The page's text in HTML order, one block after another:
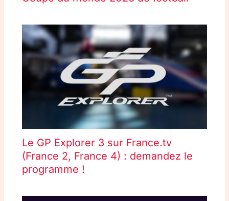
Le GP Explorer 3 sur France.tv
(France 2, France 4) : demandez le
programme !